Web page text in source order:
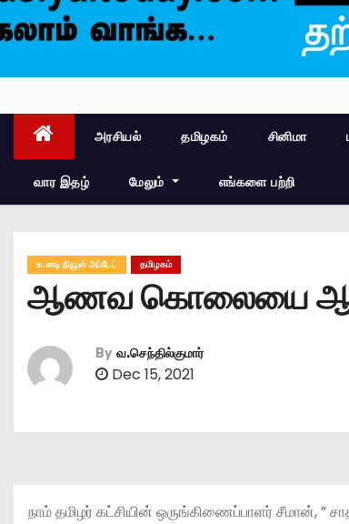
அரசியல் தமிழகம் சினிமா
வார இதழ் மேலும் எங்களை பற்றி
உடனடி நியூஸ் அப்டேட் தமிழகம்
ஆணவ கொலையை
By வ.செந்தில்குமார்
Dec 15, 2021
நாம் தமிழர் கட்சியின் ஒருங்கிணைப்பாளர்